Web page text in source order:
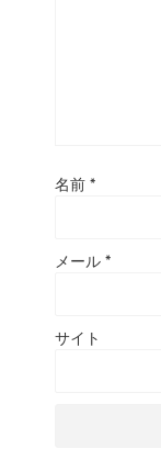
名前 *
メール *
サイト